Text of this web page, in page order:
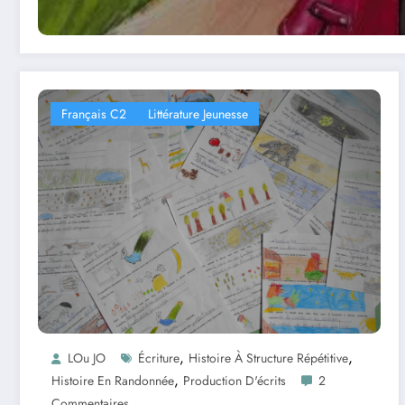
Français C2 Littérature Jeunesse
LOu JO Écriture, Histoire À Structure Répétitive,
Histoire En Randonnée, Production D'écrits
2